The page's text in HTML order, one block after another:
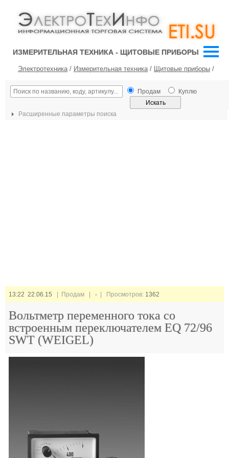
ИЗМЕРИТЕЛЬНАЯ ТЕХНИКА - ЩИТОВЫЕ ПРИБОРЫ
Электротехника/ Измерительная техника/ Щитовые приборы /
Продам Куплю
Расширенные параметры поиска
13:22 22.06.15 | Продам | - | Просмотров: 1362
Вольтметр переменного тока со
встроенным переключателем EQ 72/96
SWT (WEIGEL)